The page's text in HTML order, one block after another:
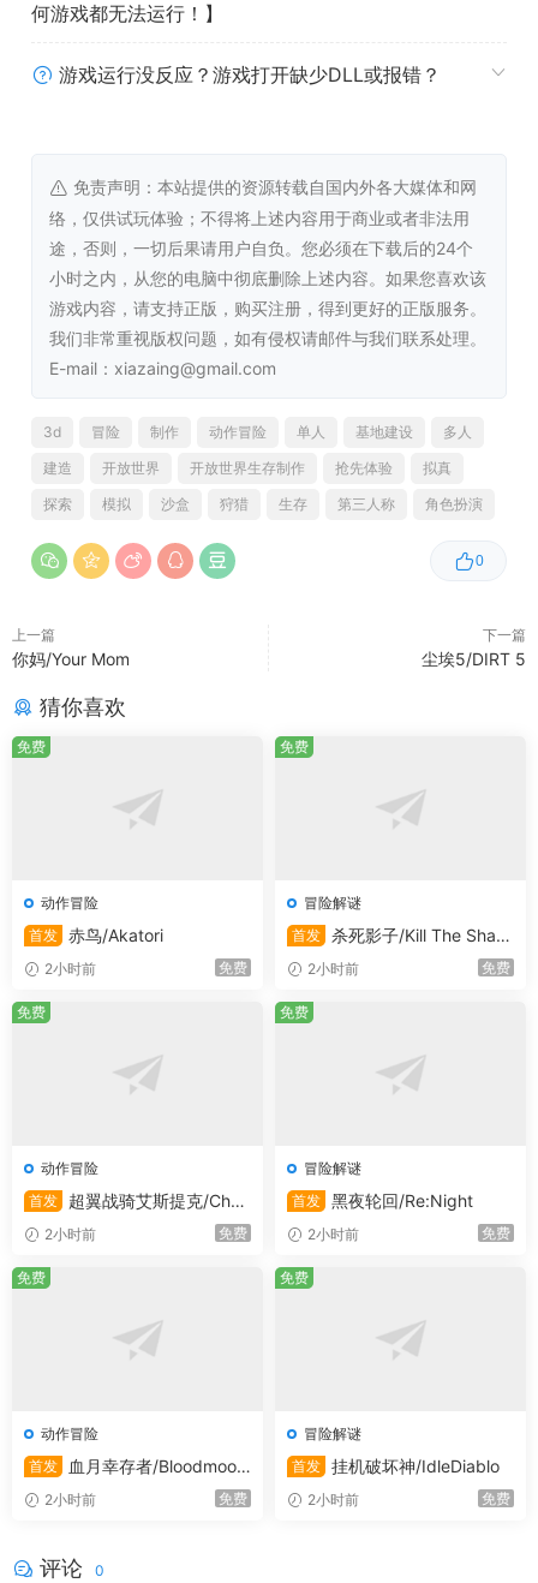
忙碌了一天后，你的族人们也有自己的生活乐趣。来一根卷
自己的战斗能力，之后再泡个热水澡，享受惬意时光。他们
举办篝火舞会时，那欢快的氛围会让你不由自主地跟着起
舞，感受部落的温暖与活力。
真实物理基础的多样动作战斗
《Soulmask》在战斗方面为玩家提供了丰富的选择。目
种不同的精通战技和特殊动作模组。这些战技和动作严格还
原了真实物理特色的体验，让你在战斗中感受到拳拳到肉、
刀刀见血的刺激。
面对不同的对手，你可以灵活制定自己的战斗风格。用大锤
重击猫科动物脆弱的头骨，给予致命一击；或是用长矛和弓
是利爪拳套的忠实爱好者，也能在拳击大师和背刺高手之间
找到属于自己的独特风格，享受战斗的乐趣。
广袤丰富的多文明世界
在《Soulmask》的世界里，你将有机会漫游于一个广袤无
垠的多文明世界。这里有茂密的雨林、奔腾的河流、广袤的
山，每一个地区都有其独特的气候和生物。你需要在这些不
同的环境中努力生存，挑战自然的极限。
除了自然景观，这个世界还遍布着许多古老的废墟遗迹和恢
弘的神殿。这些遗迹似乎都与神秘的面甲、古老的文明以及
解开其中的谜团，或许就能揭开这个世界隐藏已久的秘密。
和遗迹的深处，追寻那永恒极境，探索未知的奥秘。一切的
选择都掌握在你的手中，你的游戏之旅由你自己决定。
夺的流放势力，甚至是在PVP模式（可选）下的其他玩家，
都可能成为你的敌人。在真实物理引擎的加持下，你可以在
峭壁上建造坚固的营寨，利用原始的武器道具和巧妙的陷阱
落攻防战，感受战争的残酷与刺激。
何游戏都无法运行！】
游戏运行没反应？游戏打开缺少DLL或报错？
免责声明：本站提供的资源转载自国内外各大媒体和网
络，仅供试玩体验；不得将上述内容用于商业或者非法用
途，否则，一切后果请用户自负。您必须在下载后的24个
小时之内，从您的电脑中彻底删除上述内容。如果您喜欢该
游戏内容，请支持正版，购买注册，得到更好的正版服务。
我们非常重视版权问题，如有侵权请邮件与我们联系处理。
E-mail：xiazaing@gmail.com
0
3d 冒险 制作 动作冒险 单人 基地建设
多人
建造
开放世界 开放世界生存制作 抢先体验
拟真
探索
模拟 沙盒 狩猎 生存 第三人称 角色扮演
上一篇
你妈/Your Mom
下一篇
尘埃5/DIRT 5
猜你喜欢
动作冒险
首发 赤鸟/Akatori
2小时前 免费
免费
冒险解谜
首发 杀死影子/Kill The Shad
ow 2小时前 免费
免费
动作冒险
首发
超翼战骑艾斯提克/Chan
geable Guardian ESTIQUE
2小时前 免费
免费
冒险解谜
首发 黑夜轮回/Re:Night
2小时前 免费
免费
动作冒险
首发
血月幸存者/Bloodmoon
Survivors
2小时前 免费
免费
冒险解谜
首发 挂机破坏神/IdleDiablo
2小时前 免费
免费
评论 0